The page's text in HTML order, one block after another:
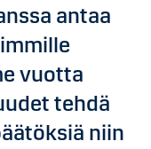
antaa
vuotta
tehdä
niin